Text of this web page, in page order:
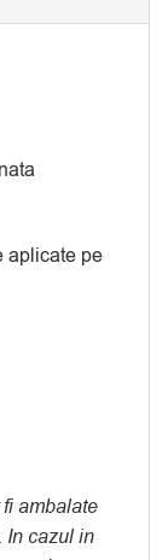
aplicate pe
ambalate
In cazul in